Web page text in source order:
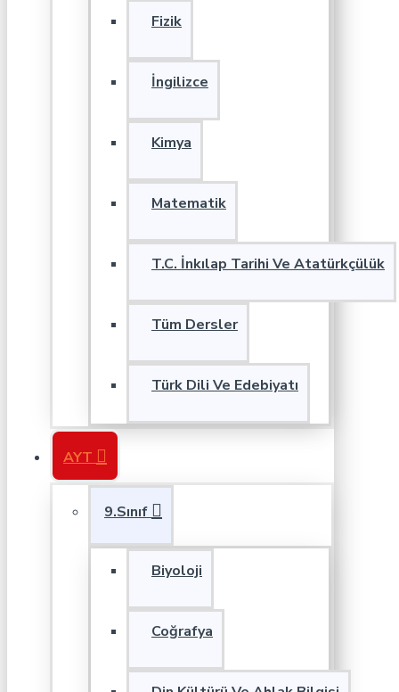
Fizik
İngilizce
Kimya
Matematik
T.C. İnkılap Tarihi Ve Atatürkçülük
Tüm Dersler
Türk Dili Ve Edebiyatı
AYT
9.Sınıf
Biyoloji
Coğrafya